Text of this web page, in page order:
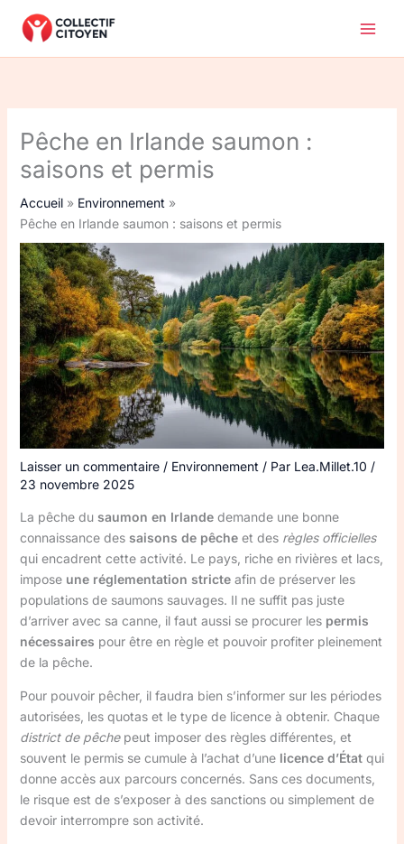
Pêche en Irlande saumon :
saisons et permis
Accueil
Environnement
Pêche en Irlande saumon : saisons et permis
Laisser un commentaire / Environnement / Par Lea.Millet.10 /
23 novembre 2025
La pêche du saumon en Irlandedemande une bonne
connaissance des saisons de pêcheet des règles officielles
qui encadrent cette activité. Le pays, riche en rivières et lacs,
impose une réglementation stricteafin de préserver les
populations de saumons sauvages. Il ne suffit pas juste
d’arriver avec sa canne, il faut aussi se procurer les permis
nécessaires pour être en règle et pouvoir profiter pleinement
de la pêche.
Pour pouvoir pêcher, il faudra bien s’informer sur les périodes
autorisées, les quotas et le type de licence à obtenir. Chaque
district de pêchepeut imposer des règles différentes, et
souvent le permis se cumule à l’achat d’une licence d’Étatqui
donne accès aux parcours concernés. Sans ces documents,
le risque est de s’exposer à des sanctions ou simplement de
devoir interrompre son activité.